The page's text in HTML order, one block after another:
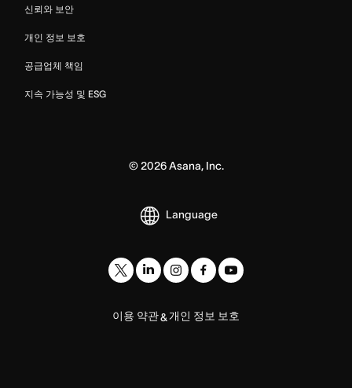
신뢰와 보안
개인 정보 보호
공급업체 책임
지속 가능성 및 ESG
© 2026Asana, Inc.
Language
이용 약관& 개인 정보 보호